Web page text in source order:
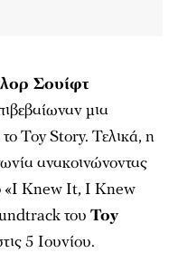
Σουίφτ
μια
Toy Story. Τελικά, η
ανακοινώνοντας
«I Knew It, I Knew
του Toy
5 Ιουνίου.